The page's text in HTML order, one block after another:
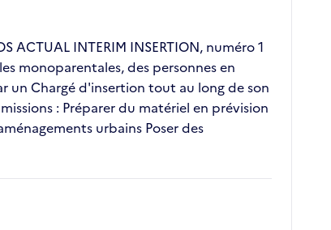
ACTUAL INTERIM INSERTION, numéro 1
monoparentales, des personnes en
un Chargé d'insertion tout au long de son
: Préparer du matériel en prévision
urbains Poser des